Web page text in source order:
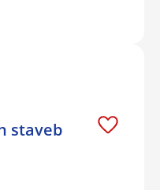
staveb